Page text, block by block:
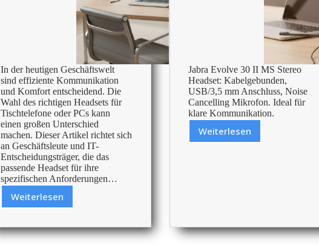
In der heutigen Geschäftswelt
sind effiziente Kommunikation
und Komfort entscheidend. Die
Wahl des richtigen Headsets für
Tischtelefone oder PCs kann
einen großen Unterschied
machen. Dieser Artikel richtet sich
an Geschäftsleute und IT-
Entscheidungsträger, die das
passende Headset für ihre
spezifischen Anforderungen…
Weiterlesen
Das
Headset
für
Jabra Evolve 30 II MS Stereo
Headset: Kabelgebunden,
USB/3,5 mm Anschluss, Noise
Cancelling Mikrofon. Ideal für
klare Kommunikation.
Weiterlesen
Bewertung: